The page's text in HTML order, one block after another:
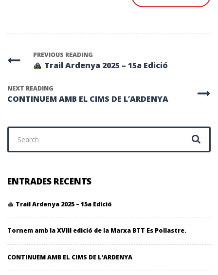
PREVIOUS READING
Trail Ardenya 2025 – 15a Edició
NEXT READING
CONTINUEM AMB EL CIMS DE L’ARDENYA
Search
for:
ENTRADES RECENTS
Trail Ardenya 2025 – 15a Edició
Tornem amb la XVIII edició de la Marxa BTT Es Pollastre.
CONTINUEM AMB EL CIMS DE L’ARDENYA